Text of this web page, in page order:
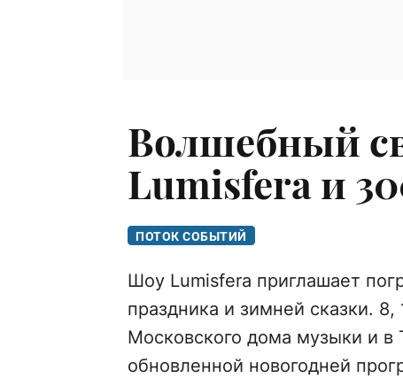
Волшебный
Lumisfera и
ПОТОК СОБЫТИЙ
Шоу Lumisfera приглашает
праздника и зимней сказки.
Московского дома музыки и в
обновленной новогодней